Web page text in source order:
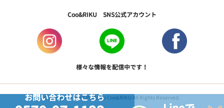
お問い合わせはこちら
Coo&RIKU SNS公式アカウント
様々な情報を配信中です！
Copyright © 2017 PetShop Coo&RIKU All Rights Reserved.